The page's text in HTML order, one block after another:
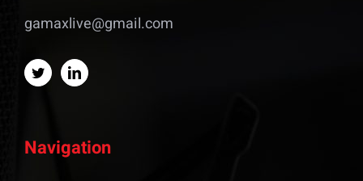
gamaxlive@gmail.com
Navigation